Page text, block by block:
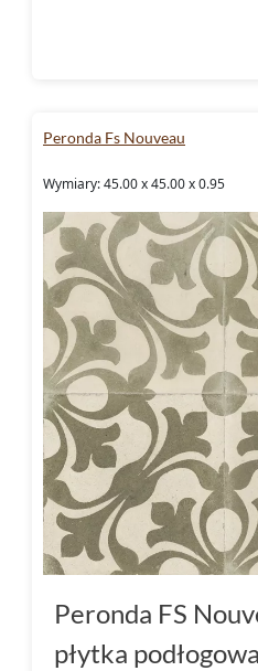
Peronda Fs Nouveau
Wymiary: 45.00 x 45.00 x 0.95
Peronda FS
płytka